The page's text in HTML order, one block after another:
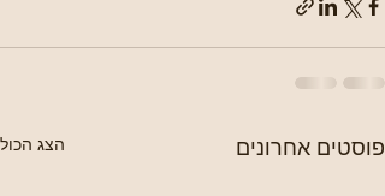
פוסטים אחרונים הצג הכול